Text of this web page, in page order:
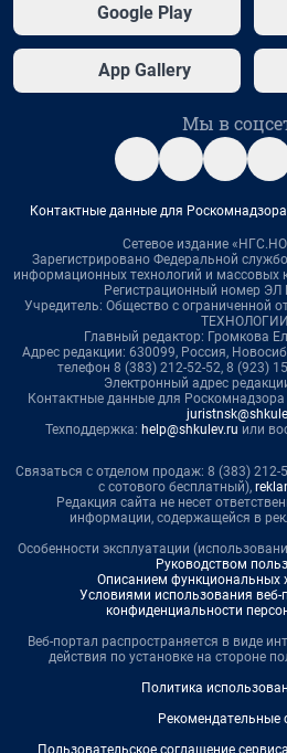
Google Play
App Gallery
Мы в
Контактные данные для
Сетевое издание
Зарегистрировано Федеральной
информационных технологий и массовых
Регистрационный номер
Учредитель: Общество с ограниченной
Главный редактор: Громкова
Адрес редакции: 630099, Россия,
телефон 8 (383) 212-52-52, 8 (923)
Электронный адрес
Контактные данные для Роскомнадзора
Техподдержка: help@shkulev.ru или
Связаться с отделом продаж: 8 (383) 212-
с сотового бесплатный),
Редакция сайта не несет
информации, содержащейся в
Особенности эксплуатации
Руководством
Описанием функциональных
Условиями использования веб-
конфиденциальности
Веб-портал распространяется в виде
действия по установке на стороне
Политика
Рекомендательные
Пользовательское соглашение